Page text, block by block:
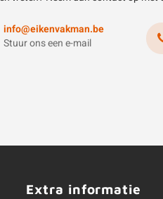
info@eikenvakman.be
Stuur ons een e-mail
Extra informatie